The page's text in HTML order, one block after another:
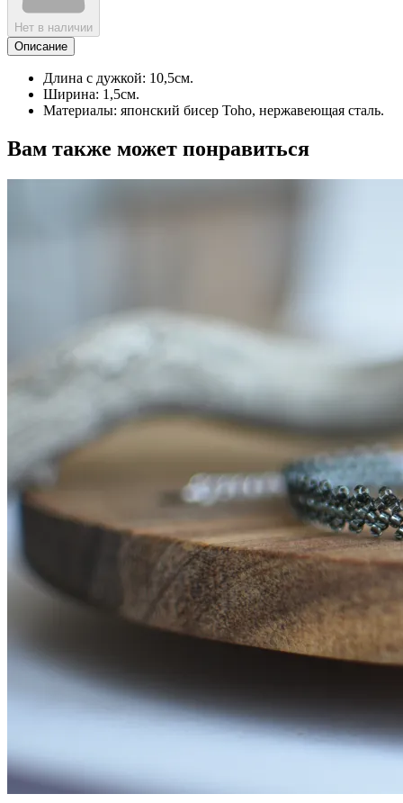
Нет в наличии
Описание
Длина с дужкой: 10,5см.
Ширина: 1,5см.
Материалы: японский бисер Toho, нержавеющая сталь.
Вам также может понравиться